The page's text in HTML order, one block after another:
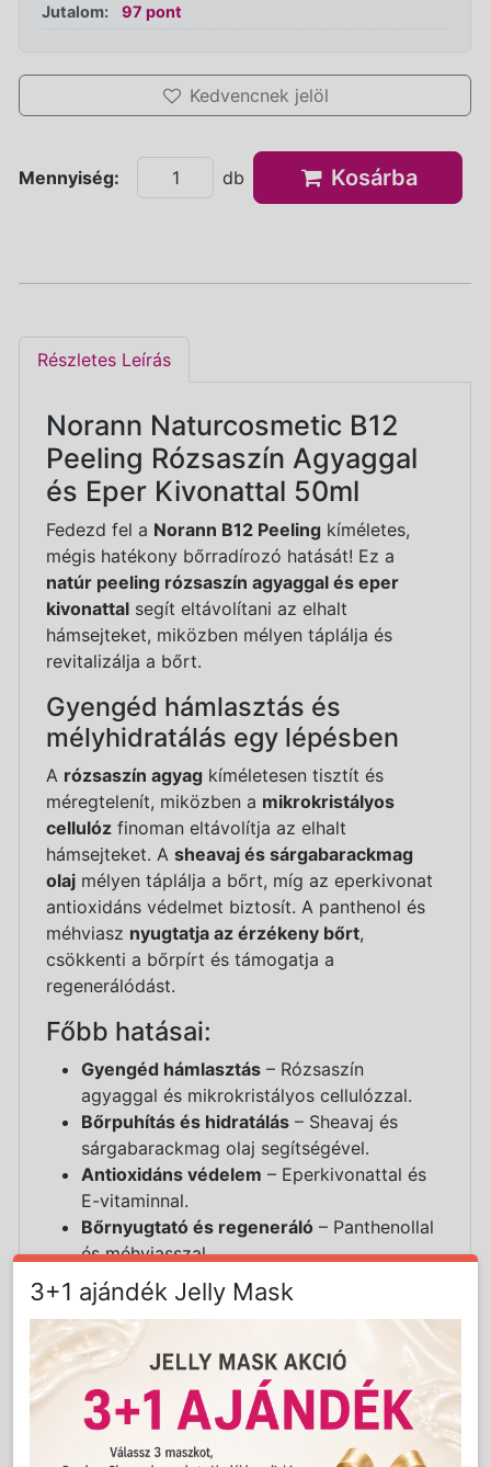
Jutalom: 97 pont
Kedvencnek jelöl
Mennyiség: db Kosárba
Részletes Leírás
Norann Naturcosmetic B12
Peeling Rózsaszín Agyaggal
és Eper Kivonattal 50ml
Fedezd fel a Norann B12 Peeling kíméletes,
mégis hatékony bőrradírozó hatását! Ez a
natúr peeling rózsaszín agyaggal és eper
kivonattal segít eltávolítani az elhalt
hámsejteket, miközben mélyen táplálja és
revitalizálja a bőrt.
Gyengéd hámlasztás és
mélyhidratálás egy lépésben
A rózsaszín agyag kíméletesen tisztít és
méregtelenít, miközben a mikrokristályos
cellulóz finoman eltávolítja az elhalt
hámsejteket. A sheavaj és sárgabarackmag
olaj mélyen táplálja a bőrt, míg az eperkivonat
antioxidáns védelmet biztosít. A panthenol és
méhviasz nyugtatja az érzékeny bőrt,
csökkenti a bőrpírt és támogatja a
regenerálódást.
Főbb hatásai:
Gyengéd hámlasztás – Rózsaszín
agyaggal és mikrokristályos cellulózzal.
Bőrpuhítás és hidratálás – Sheavaj és
sárgabarackmag olaj segítségével.
Antioxidáns védelem – Eperkivonattal és
E-vitaminnal.
Bőrnyugtató és regeneráló – Panthenollal
és méhviasszal.
Kíméletes és természetes formula
Minden bőrtípusra, különösen érzékeny és
száraz bőrre ajánlott.
Használati útmutató:
Hetente 1-2 alkalommal alkalmazza.
Vigye fel a megtisztított, nedves arcbőrre.
3+1 ajándék Jelly Mask